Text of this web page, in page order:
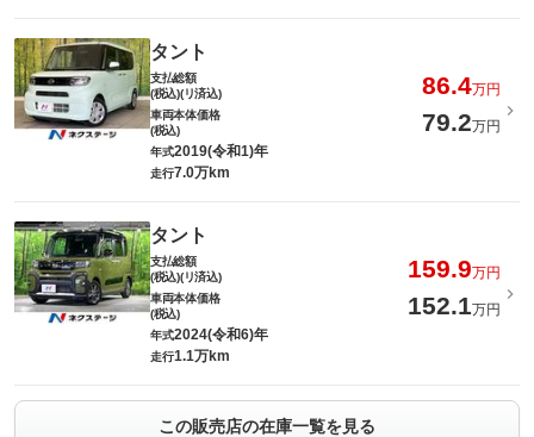
タント
支払総額
(税込)(リ済込)
86.4万円
車両本体価格
(税込)
79.2万円
年式2019(令和1)年
走行7.0万km
タント
支払総額
(税込)(リ済込)
159.9万円
車両本体価格
(税込)
152.1万円
年式2024(令和6)年
走行1.1万km
この販売店の在庫一覧を見る